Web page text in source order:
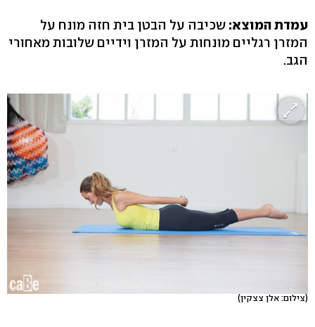
עמדת המוצא: שכיבה על הבטן בית חזה מונח על
המזרן רגליים מונחות על המזרן וידיים שלובות מאחורי
הגב.
(צילום: אלן צצקין)